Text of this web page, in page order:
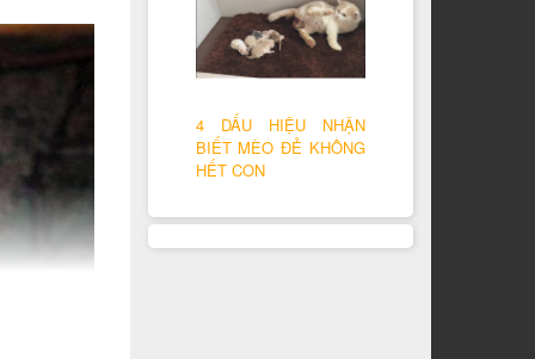
4 DẤU HIỆU NHẬN
BIẾT MÈO ĐẺ KHÔNG
HẾT CON